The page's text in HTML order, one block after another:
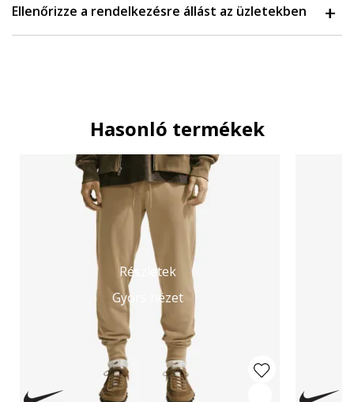
Ellenőrizze a rendelkezésre állást az üzletekben
Hasonló termékek
Részletek
Gyors nézet